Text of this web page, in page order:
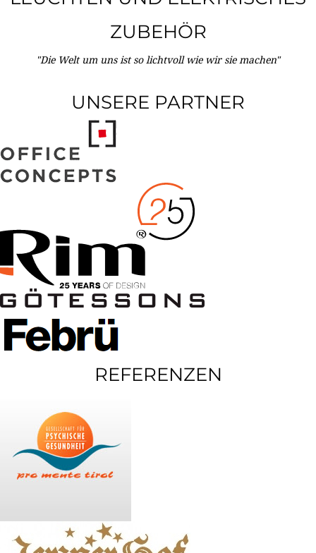
ZUBEHÖR
"Die Welt um uns ist so lichtvoll wie wir sie machen"
UNSERE PARTNER
REFERENZEN